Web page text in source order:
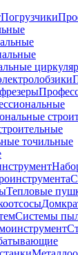
Погрузчики
точильные
Тепловые
Системы